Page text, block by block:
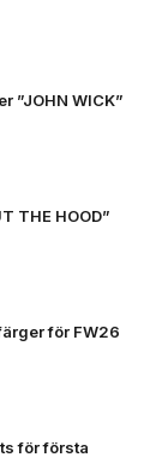
”JOHN WICK”
THE HOOD”
för FW26
för första